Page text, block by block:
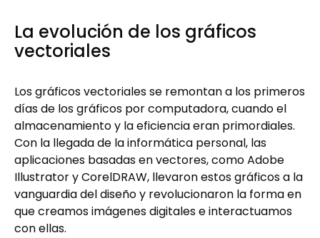
La evolución de los gráficos
vectoriales
Los gráficos vectoriales se remontan a los primeros
días de los gráficos por computadora, cuando el
almacenamiento y la eficiencia eran primordiales.
Con la llegada de la informática personal, las
aplicaciones basadas en vectores, como Adobe
Illustrator y CorelDRAW, llevaron estos gráficos a la
vanguardia del diseño y revolucionaron la forma en
que creamos imágenes digitales e interactuamos
con ellas.